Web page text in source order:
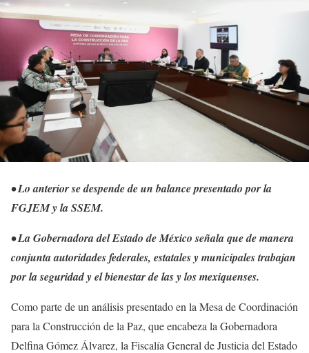
• Lo anterior se despende de un balance presentado por la
FGJEM y la SSEM.
• La Gobernadora del Estado de México señala que de manera
conjunta autoridades federales, estatales y municipales trabajan
por la seguridad y el bienestar de las y los mexiquenses.
Como parte de un análisis presentado en la Mesa de Coordinación
para la Construcción de la Paz, que encabeza la Gobernadora
Delfina Gómez Álvarez, la Fiscalía General de Justicia del Estado